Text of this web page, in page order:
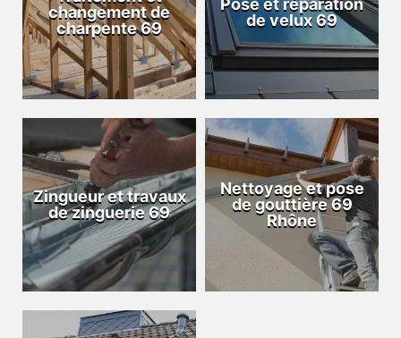
changement de
charpente 69
Pose et réparation
de velux 69
Zingueur et travaux
de zinguerie 69
Nettoyage et pose
de gouttière 69
Rhône